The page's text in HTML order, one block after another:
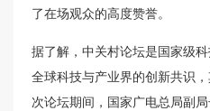
了在场观众的高度赞誉。
据了解，中关村论坛是国家级
全球科技与产业界的创新共识
次论坛期间，国家广电总局副